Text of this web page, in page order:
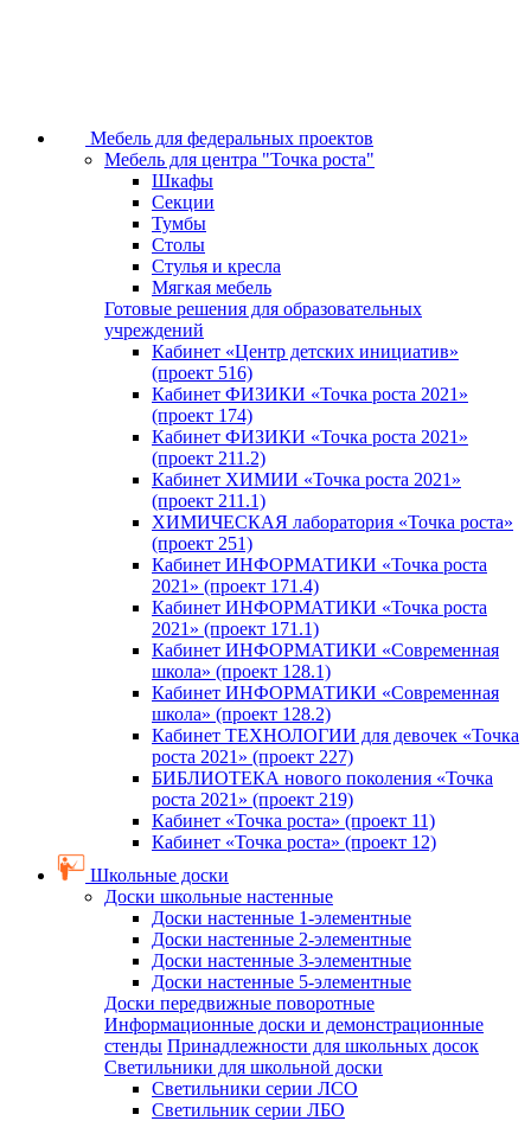
Мебель для федеральных проектов
Мебель для центра "Точка роста"
Шкафы
Секции
Тумбы
Столы
Стулья и кресла
Мягкая мебель
Готовые решения для образовательных
учреждений
Кабинет «Центр детских инициатив»
(проект 516)
Кабинет ФИЗИКИ «Точка роста 2021»
(проект 174)
Кабинет ФИЗИКИ «Точка роста 2021»
(проект 211.2)
Кабинет ХИМИИ «Точка роста 2021»
(проект 211.1)
ХИМИЧЕСКАЯ лаборатория «Точка роста»
(проект 251)
Кабинет ИНФОРМАТИКИ «Точка роста
2021» (проект 171.4)
Кабинет ИНФОРМАТИКИ «Точка роста
2021» (проект 171.1)
Кабинет ИНФОРМАТИКИ «Современная
школа» (проект 128.1)
Кабинет ИНФОРМАТИКИ «Современная
школа» (проект 128.2)
Кабинет ТЕХНОЛОГИИ для девочек «Точка
роста 2021» (проект 227)
БИБЛИОТЕКА нового поколения «Точка
роста 2021» (проект 219)
Кабинет «Точка роста» (проект 11)
Кабинет «Точка роста» (проект 12)
Школьные доски
Доски школьные настенные
Доски настенные 1-элементные
Доски настенные 2-элементные
Доски настенные 3-элементные
Доски настенные 5-элементные
Доски передвижные поворотные
Информационные доски и демонстрационные
стенды Принадлежности для школьных досок
Светильники для школьной доски
Светильники серии ЛСО
Светильник серии ЛБО